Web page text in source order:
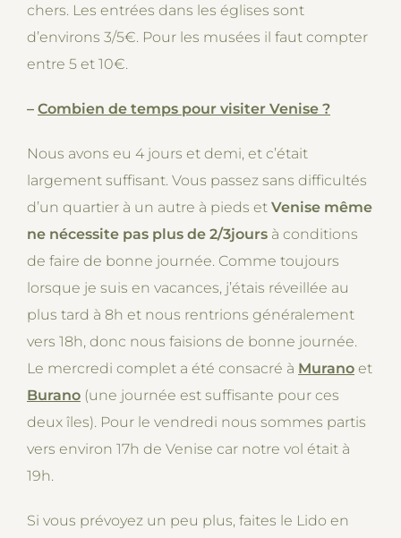
chers. Les entrées dans les églises sont
d’environs 3/5€. Pour les musées il faut compter
entre 5 et 10€.
– Combien de temps pour visiter Venise ?
Nous avons eu 4 jours et demi, et c’était
largement suffisant. Vous passez sans difficultés
d’un quartier à un autre à pieds et Venise même
ne nécessite pas plus de 2/3jours à conditions
de faire de bonne journée. Comme toujours
lorsque je suis en vacances, j’étais réveillée au
plus tard à 8h et nous rentrions généralement
vers 18h, donc nous faisions de bonne journée.
Le mercredi complet a été consacré à Murano et
Burano (une journée est suffisante pour ces
deux îles). Pour le vendredi nous sommes partis
vers environ 17h de Venise car notre vol était à
19h.
Si vous prévoyez un peu plus, faites le Lido en